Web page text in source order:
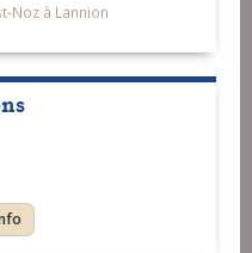
Noz à Lannion